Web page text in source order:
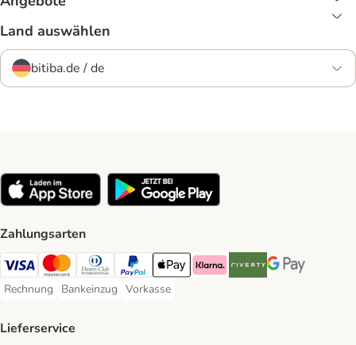
Land auswählen
bitiba.de / de
Zahlungsarten
Visa Payment Method
Mastercard Payment Method
Diners Club Payment Method
PayPal Payment Method
Apple Pay Payment Method
Klarna Payment Method
Riverty Payment Method
Google Pay
Rechnung
Rechnung Payment Method
Bankeinzug
Bankeinzug Payment Method
Vorkasse
Vorkasse Payment Method
Lieferservice